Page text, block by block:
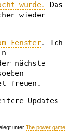
wurde.
Das
wieder
Fenster. Ich
nächste
freuen.
Updates
unter The power game